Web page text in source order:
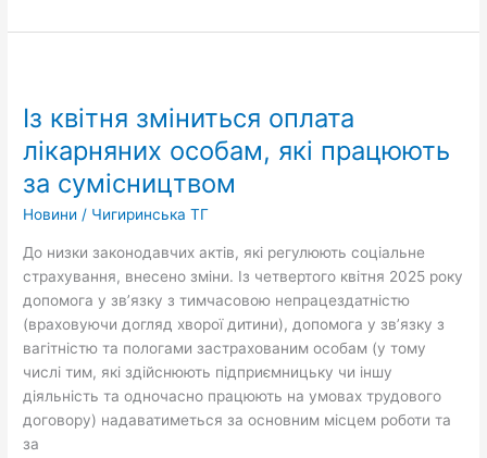
Із квітня зміниться оплата
лікарняних особам, які працюють
за сумісництвом
Новини / Чигиринська ТГ
До низки законодавчих актів, які регулюють соціальне
страхування, внесено зміни. Із четвертого квітня 2025 року
допомога у зв’язку з тимчасовою непрацездатністю
(враховуючи догляд хворої дитини), допомога у зв’язку з
вагітністю та пологами застрахованим особам (у тому
числі тим, які здійснюють підприємницьку чи іншу
діяльність та одночасно працюють на умовах трудового
договору) надаватиметься за основним місцем роботи та
за
зміниться
оплата
лікарняних
особам,
які
за
сумісництвом